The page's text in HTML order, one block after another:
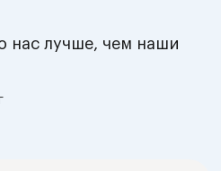
нас лучше, чем наши